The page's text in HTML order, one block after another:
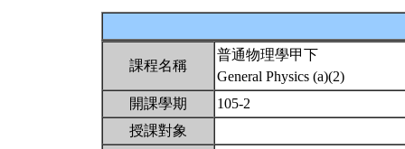
課程名稱
普通物理學甲下
General Physics (a)(2)
開課學期
105-2
授課對象